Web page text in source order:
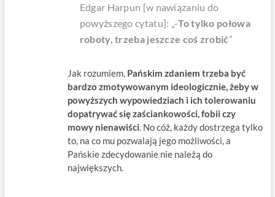
Edgar Harpun [w nawiązaniu do
powyższego cytatu]: „-To tylko połowa
roboty, trzeba jeszcze coś zrobić”
Jak rozumiem, Pańskim zdaniem trzeba być
bardzo zmotywowanym ideologicznie, żeby w
powyższych wypowiedziach i ich tolerowaniu
dopatrywać się zaściankowości, fobii czy
mowy nienawiści. No cóż, każdy dostrzega tylko
to, na co mu pozwalają jego możliwości, a
Pańskie zdecydowanie nie należą do
największych.